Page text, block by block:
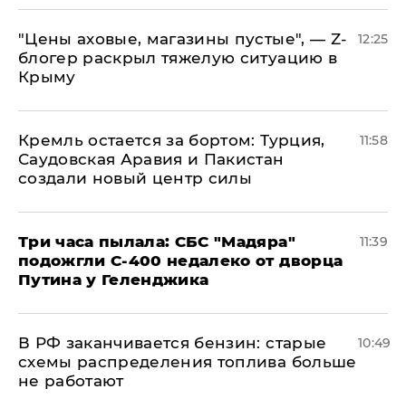
​"Цены аховые, магазины пустые", — Z-
блогер раскрыл тяжелую ситуацию в
Крыму
12:25
​Кремль остается за бортом: Турция,
Саудовская Аравия и Пакистан
создали новый центр силы
11:58
Три часа пылала: СБС "Мадяра"
подожгли С-400 недалеко от дворца
Путина у Геленджика
11:39
​В РФ заканчивается бензин: старые
схемы распределения топлива больше
не работают
10:49